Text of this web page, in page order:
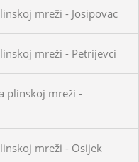
mreži - Josipovac
mreži - Petrijevci
plinskoj mreži -
mreži - Osijek